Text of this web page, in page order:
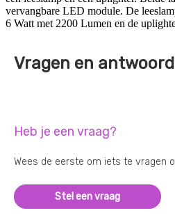
vervangbare LED module. De
6 Watt met 2200 Lumen en de
Vragen en
Heb je een vraag?
Wees de eerste om iets te vragen
Stel een vraag